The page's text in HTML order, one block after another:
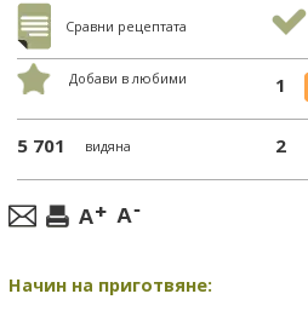
Сравни рецептата
Добави в любими 1
5 701 видяна 2
Начин на приготвяне: